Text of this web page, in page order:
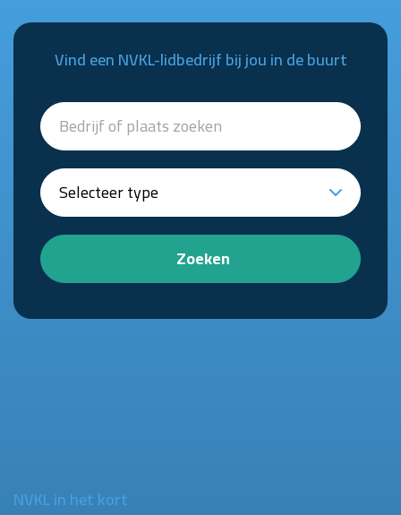
Vind een NVKL-lidbedrijf bij jou in de buurt
Zoeken
NVKL in het kort